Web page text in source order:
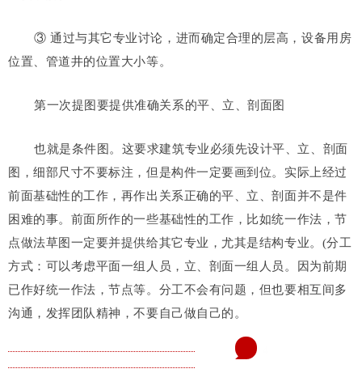
③ 通过与其它专业讨论，进而确定合理的层高，设备用房
位置、管道井的位置大小等。
第一次提图要提供准确关系的平、立、剖面图
也就是条件图。这要求建筑专业必须先设计平、立、剖面
图，细部尺寸不要标注，但是构件一定要画到位。实际上经过
前面基础性的工作，再作出关系正确的平、立、剖面并不是件
困难的事。前面所作的一些基础性的工作，比如统一作法，节
点做法草图一定要并提供给其它专业，尤其是结构专业。(分工
方式：可以考虑平面一组人员，立、剖面一组人员。因为前期
已作好统一作法，节点等。分工不会有问题，但也要相互间多
沟通，发挥团队精神，不要自己做自己的。